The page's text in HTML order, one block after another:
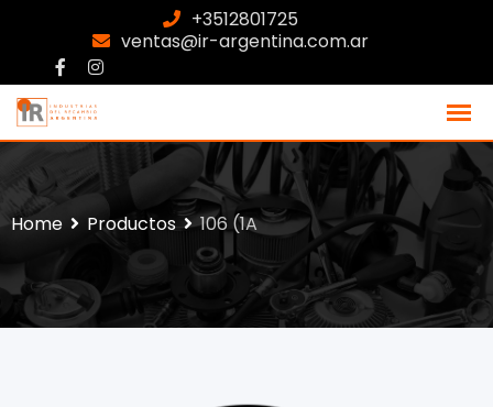
+3512801725
ventas@ir-argentina.com.ar
Home Productos 106 (1A